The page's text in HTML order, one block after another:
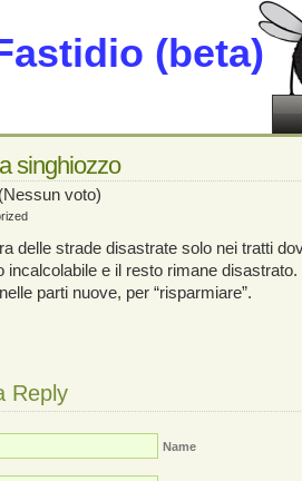
(beta)
singhiozzo
(Nessun voto)
delle strade disastrate solo nei tratti
incalcolabile e il resto rimane
parti nuove, per “risparmiare”.
Reply
Name